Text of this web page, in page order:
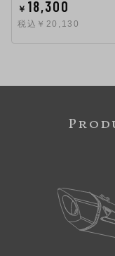
￥ 18,300
税込￥20,130